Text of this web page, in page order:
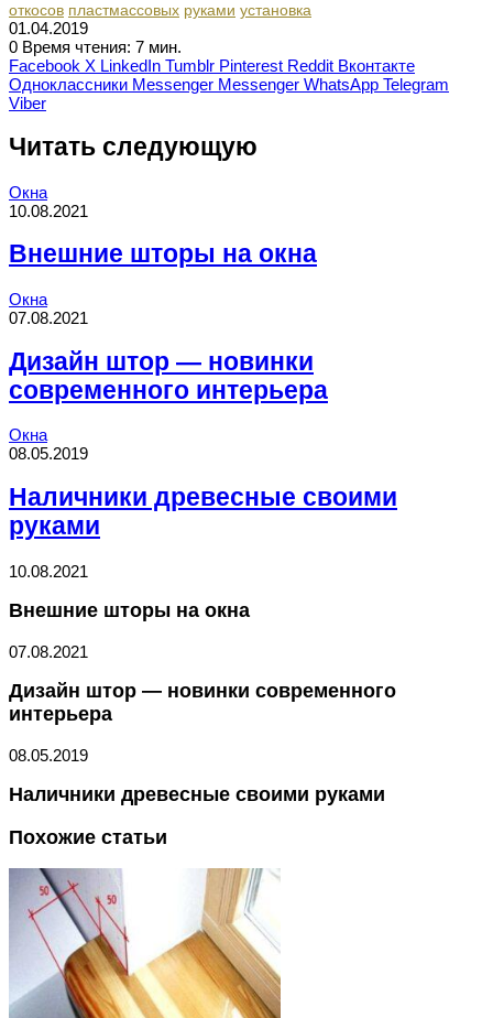
откосов пластмассовых руками установка
01.04.2019
0 Время чтения: 7 мин.
Facebook X LinkedIn Tumblr Pinterest Reddit Вконтакте
Одноклассники Messenger Messenger WhatsApp Telegram
Viber
Читать следующую
Окна
10.08.2021
Внешние шторы на окна
Окна
07.08.2021
Дизайн штор — новинки
современного интерьера
Окна
08.05.2019
Наличники древесные своими
руками
10.08.2021
Внешние шторы на окна
07.08.2021
Дизайн штор — новинки современного
интерьера
08.05.2019
Наличники древесные своими руками
Похожие статьи